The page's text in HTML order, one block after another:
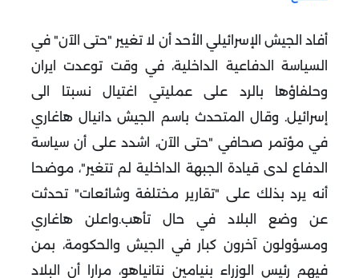
أفاد الجيش الإسرائيلي الأحد أن لا تغيير "حتى الآن" في
السياسة الدفاعية الداخلية، في وقت توعدت ايران
وحلفاؤها بالرد على عمليتي اغتيال نسبتا الى
إسرائيل. وقال المتحدث باسم الجيش دانيال هاغاري
في مؤتمر صحافي "حتى الآن، اشدد على أن سياسة
الدفاع لدى قيادة الجبهة الداخلية لم تتغير"، موضحا
أنه يرد بذلك على "تقارير مختلفة وشائعات" تحدثت
عن وضع البلاد في حال تأهب.واعلن هاغاري
ومسؤولون آخرون كبار في الجيش والحكومة، بمن
فيهم رئيس الوزراء بنيامين نتانياهو، مرارا أن البلاد